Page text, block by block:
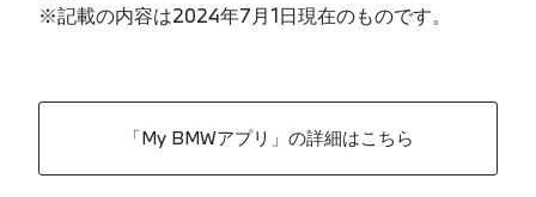
※記載の内容は2024年7月1日現在のものです。
「My BMWアプリ」の詳細はこちら